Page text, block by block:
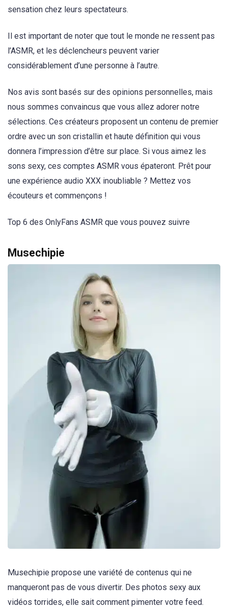
sensation chez leurs spectateurs.
Il est important de noter que tout le monde ne ressent pas
l’ASMR, et les déclencheurs peuvent varier
considérablement d’une personne à l’autre.
Nos avis sont basés sur des opinions personnelles, mais
nous sommes convaincus que vous allez adorer notre
sélections. Ces créateurs proposent un contenu de premier
ordre avec un son cristallin et haute définition qui vous
donnera l’impression d’être sur place. Si vous aimez les
sons sexy, ces comptes ASMR vous épateront. Prêt pour
une expérience audio XXX inoubliable ? Mettez vos
écouteurs et commençons !
Top 6 des OnlyFans ASMR que vous pouvez suivre
Musechipie
Musechipie propose une variété de contenus qui ne
manqueront pas de vous divertir. Des photos sexy aux
vidéos torrides, elle sait comment pimenter votre feed.